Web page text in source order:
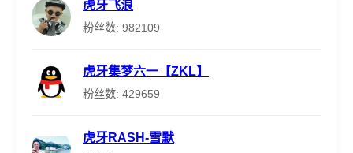
虎牙飞浪
粉丝数: 982109
虎牙集梦六一【ZKL】
粉丝数: 429659
虎牙RASH-雪默